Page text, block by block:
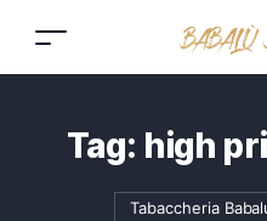
Tag: high
Tabaccheria